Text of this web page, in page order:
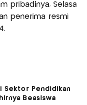
pribadinya, Selasa
penerima resmi
Sektor Pendidikan
Beasiswa